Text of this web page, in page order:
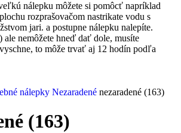
nálepku môžete si pomôcť napríklad
rozprašovačom nastrikate vodu s
jari. a postupne nálepku nalepíte.
ale nemôžete hneď dať dole, musíte
to môže trvať aj 12 hodín podľa
nálepky Nezaradené nezaradené (163)
(163)